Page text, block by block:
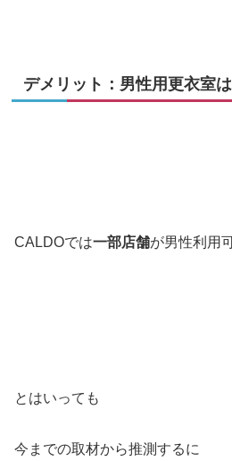
デメリット：男性用更衣室
CALDOでは一部店舗が男性利用
とはいっても
今までの取材から推測するに